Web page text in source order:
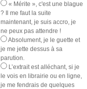
« Mérite », c'est une blague
? Il me faut la suite
maintenant, je suis accro, je
ne peux pas attendre !
Absolument, je le guette et
je me jette dessus à sa
parution.
L’extrait est alléchant, si je
le vois en librairie ou en ligne,
je me fendrais de quelques